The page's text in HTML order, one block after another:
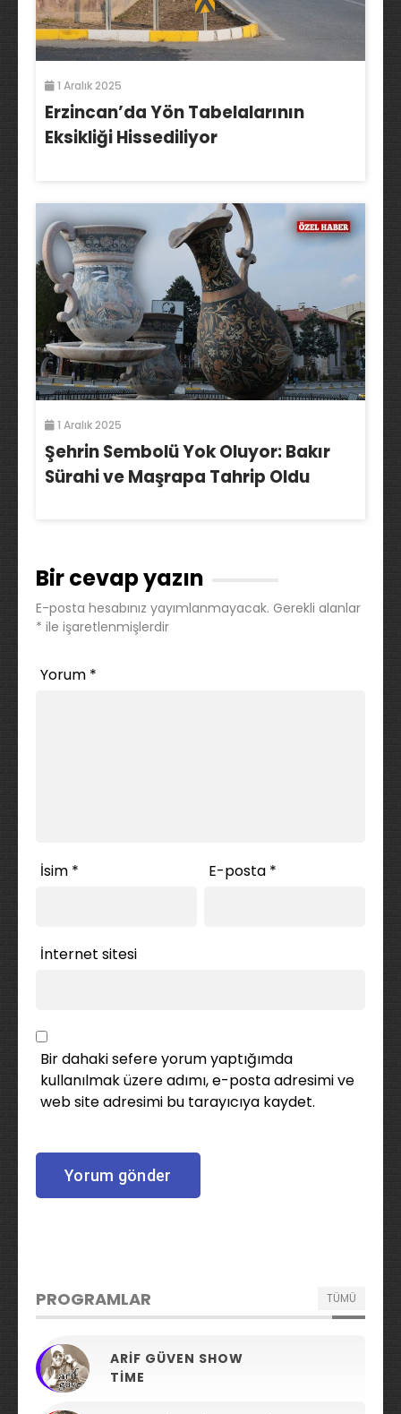
1 Aralık 2025
Erzincan’da Yön Tabelalarının
Eksikliği Hissediliyor
1 Aralık 2025
Şehrin Sembolü Yok Oluyor: Bakır
Sürahi ve Maşrapa Tahrip Oldu
Bir cevap yazın
E-posta hesabınız yayımlanmayacak. Gerekli alanlar
* ile işaretlenmişlerdir
Yorum *
İsim * E-posta *
İnternet sitesi
Bir dahaki sefere yorum yaptığımda
kullanılmak üzere adımı, e-posta adresimi ve
web site adresimi bu tarayıcıya kaydet.
PROGRAMLAR TÜMÜ
ARIF GÜVEN SHOW
TIME